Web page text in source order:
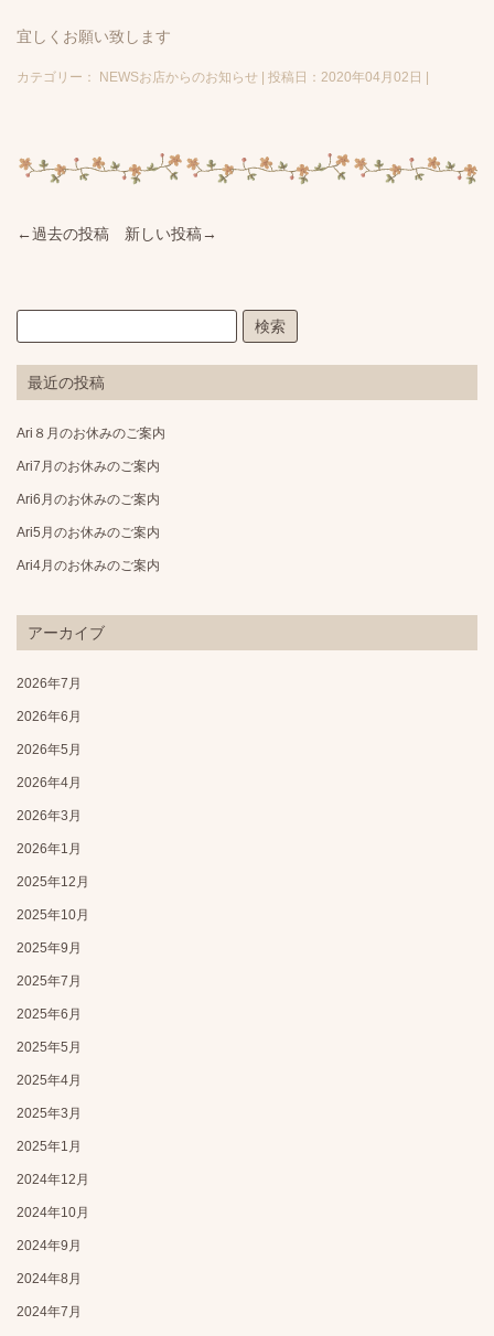
宜しくお願い致します
カテゴリー： NEWSお店からのお知らせ | 投稿日：2020年04月02日 |
←過去の投稿 新しい投稿→
最近の投稿
Ari８月のお休みのご案内
Ari7月のお休みのご案内
Ari6月のお休みのご案内
Ari5月のお休みのご案内
Ari4月のお休みのご案内
アーカイブ
2026年7月
2026年6月
2026年5月
2026年4月
2026年3月
2026年1月
2025年12月
2025年10月
2025年9月
2025年7月
2025年6月
2025年5月
2025年4月
2025年3月
2025年1月
2024年12月
2024年10月
2024年9月
2024年8月
2024年7月